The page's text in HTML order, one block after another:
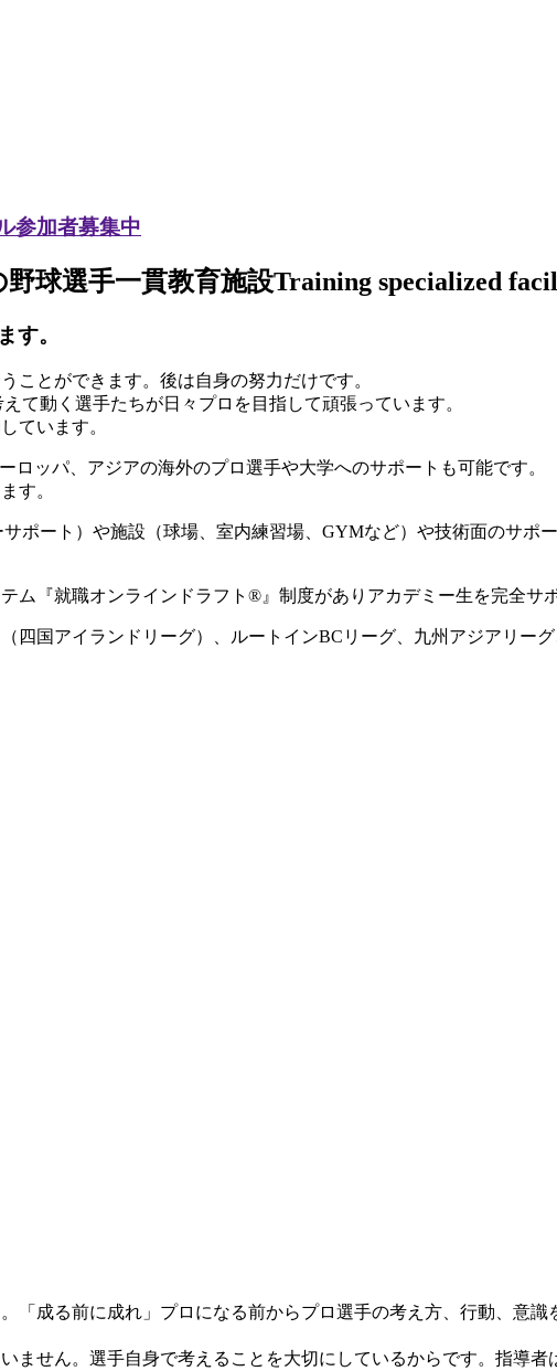
参加者募集中
野球選手一貫教育施設Training specialized
す。
ことができます。後は自身の努力だけです。
て動く選手たちが日々プロを目指して頑張っています。
ています。
ッパ、アジアの海外のプロ選手や大学へのサポートも可能です。
す。
ポート）や施設（球場、室内練習場、GYMなど）や技術面のサポ
ム『就職オンラインドラフト®』制度がありアカデミー生を完全サ
四国アイランドリーグ）、ルートインBCリーグ、九州アジアリー
「成る前に成れ」プロになる前からプロ選手の考え方、行動、意
ません。選手自身で考えることを大切にしているからです。指導